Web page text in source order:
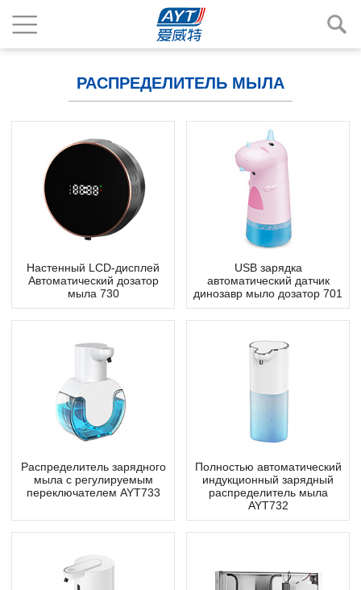
РАСПРЕДЕЛИТЕЛЬ МЫЛА
Настенный LCD-дисплей
Автоматический дозатор
мыла 730
USB зарядка
автоматический датчик
динозавр мыло дозатор 701
Распределитель зарядного
мыла с регулируемым
переключателем AYT733
Полностью автоматический
индукционный зарядный
распределитель мыла
AYT732